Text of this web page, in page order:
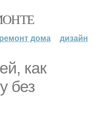
ремонт дома дизайн
как
без